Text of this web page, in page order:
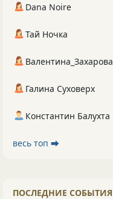
Dana Noire
Тай Ночка
Валентина_Захарова
Галина Суховерх
Константин Балухта
весь топ ⮕
ПОСЛЕДНИЕ СОБЫТИЯ